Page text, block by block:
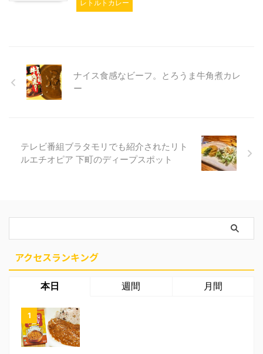
レトルトカレー
ナイス食感なビーフ。とろうま牛角煮カレ
ー
テレビ番組ブラタモリでも紹介されたリト
ルエチオピア 下町のディープスポット
アクセスランキング
本日 週間 月間